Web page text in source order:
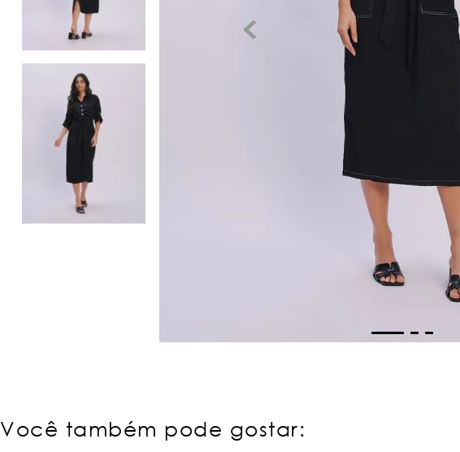
Você também pode gostar: